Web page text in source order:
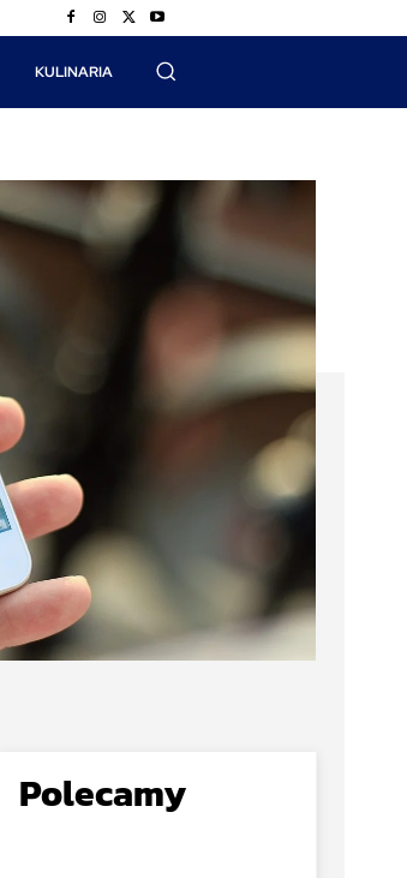
KULINARIA
Polecamy